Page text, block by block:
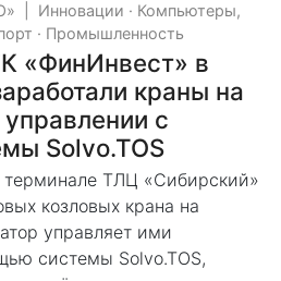
Инновации · Компьютеры,
· Промышленность
«ФинИнвест» в
краны на
с
Solvo.TOS
ТЛЦ «Сибирский»
козловых крана на
управляет ими
системы Solvo.TOS,